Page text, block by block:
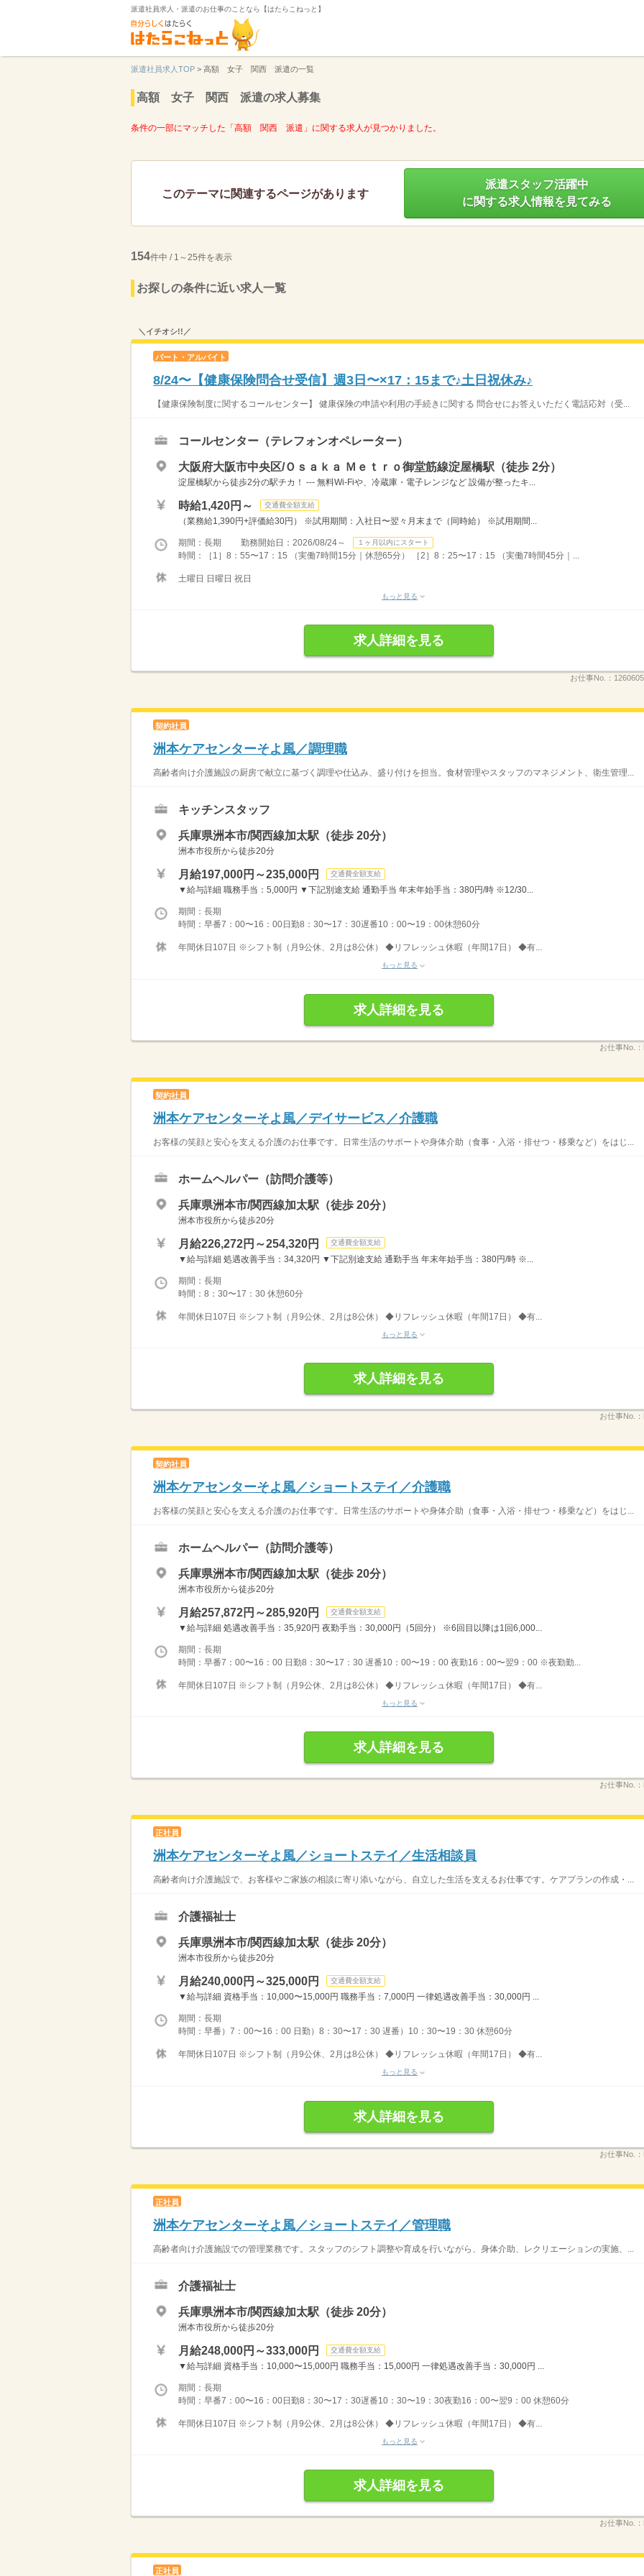
派遣社員求人・派遣のお仕事のことなら【はたらこねっと】
派遣社員求人TOP > 高額 女子 関西 派遣の一覧
高額 女子 関西 派遣の求人募集
条件の一部にマッチした「高額 関西 派遣」に関する求人が見つかりました。
このテーマに関連するページがあります
派遣スタッフ活躍中
に関する求人情報を見てみる
154件中 / 1～25件を表示
お探しの条件に近い求人一覧
＼イチオシ!!／
パート・アルバイト
8/24〜【健康保険問合せ受信】週3日〜×17：15まで♪土日祝休み♪
【健康保険制度に関するコールセンター】 健康保険の申請や利用の手続きに関する 問合せにお答えいただく電話応対（受...
コールセンター（テレフォンオペレーター）
大阪府大阪市中央区/Ｏｓａｋａ Ｍｅｔｒｏ御堂筋線淀屋橋駅（徒歩 2分）
淀屋橋駅から徒歩2分の駅チカ！ --- 無料Wi-Fiや、冷蔵庫・電子レンジなど 設備が整ったキ...
時給1,420円～ 交通費全額支給
（業務給1,390円+評価給30円） ※試用期間：入社日〜翌々月末まで（同時給） ※試用期間...
期間：長期 勤務開始日：2026/08/24～ １ヶ月以内にスタート
時間：［1］8：55〜17：15 （実働7時間15分｜休憩65分） ［2］8：25〜17：15 （実働7時間45分｜...
土曜日 日曜日 祝日
もっと見る
求人詳細を見る
お仕事No.：
契約社員
洲本ケアセンターそよ風／調理職
高齢者向け介護施設の厨房で献立に基づく調理や仕込み、盛り付けを担当。食材管理やスタッフのマネジメント、衛生管理...
キッチンスタッフ
兵庫県洲本市/関西線加太駅（徒歩 20分）
洲本市役所から徒歩20分
月給197,000円～235,000円 交通費全額支給
▼給与詳細 職務手当：5,000円 ▼下記別途支給 通勤手当 年末年始手当：380円/時 ※12/30...
期間：長期
時間：早番7：00〜16：00日勤8：30〜17：30遅番10：00〜19：00休憩60分
年間休日107日 ※シフト制（月9公休、2月は8公休） ◆リフレッシュ休暇（年間17日） ◆有...
もっと見る
求人詳細を見る
お仕事No.：
契約社員
洲本ケアセンターそよ風／デイサービス／介護職
お客様の笑顔と安心を支える介護のお仕事です。日常生活のサポートや身体介助（食事・入浴・排せつ・移乗など）をはじ...
ホームヘルパー（訪問介護等）
兵庫県洲本市/関西線加太駅（徒歩 20分）
洲本市役所から徒歩20分
月給226,272円～254,320円 交通費全額支給
▼給与詳細 処遇改善手当：34,320円 ▼下記別途支給 通勤手当 年末年始手当：380円/時 ※...
期間：長期
時間：8：30〜17：30 休憩60分
年間休日107日 ※シフト制（月9公休、2月は8公休） ◆リフレッシュ休暇（年間17日） ◆有...
もっと見る
求人詳細を見る
お仕事No.：
契約社員
洲本ケアセンターそよ風／ショートステイ／介護職
お客様の笑顔と安心を支える介護のお仕事です。日常生活のサポートや身体介助（食事・入浴・排せつ・移乗など）をはじ...
ホームヘルパー（訪問介護等）
兵庫県洲本市/関西線加太駅（徒歩 20分）
洲本市役所から徒歩20分
月給257,872円～285,920円 交通費全額支給
▼給与詳細 処遇改善手当：35,920円 夜勤手当：30,000円（5回分） ※6回目以降は1回6,000...
期間：長期
時間：早番7：00〜16：00 日勤8：30〜17：30 遅番10：00〜19：00 夜勤16：00〜翌9：00 ※夜勤勤...
年間休日107日 ※シフト制（月9公休、2月は8公休） ◆リフレッシュ休暇（年間17日） ◆有...
もっと見る
求人詳細を見る
お仕事No.：
正社員
洲本ケアセンターそよ風／ショートステイ／生活相談員
高齢者向け介護施設で、お客様やご家族の相談に寄り添いながら、自立した生活を支えるお仕事です。ケアプランの作成・...
介護福祉士
兵庫県洲本市/関西線加太駅（徒歩 20分）
洲本市役所から徒歩20分
月給240,000円～325,000円 交通費全額支給
▼給与詳細 資格手当：10,000〜15,000円 職務手当：7,000円 一律処遇改善手当：30,000円 ...
期間：長期
時間：早番）7：00〜16：00 日勤）8：30〜17：30 遅番）10：30〜19：30 休憩60分
年間休日107日 ※シフト制（月9公休、2月は8公休） ◆リフレッシュ休暇（年間17日） ◆有...
もっと見る
求人詳細を見る
お仕事No.：
正社員
洲本ケアセンターそよ風／ショートステイ／管理職
高齢者向け介護施設での管理業務です。スタッフのシフト調整や育成を行いながら、身体介助、レクリエーションの実施、...
介護福祉士
兵庫県洲本市/関西線加太駅（徒歩 20分）
洲本市役所から徒歩20分
月給248,000円～333,000円 交通費全額支給
▼給与詳細 資格手当：10,000〜15,000円 職務手当：15,000円 一律処遇改善手当：30,000円 ...
期間：長期
時間：早番7：00〜16：00日勤8：30〜17：30遅番10：30〜19：30夜勤16：00〜翌9：00 休憩60分
年間休日107日 ※シフト制（月9公休、2月は8公休） ◆リフレッシュ休暇（年間17日） ◆有...
もっと見る
求人詳細を見る
お仕事No.：
正社員